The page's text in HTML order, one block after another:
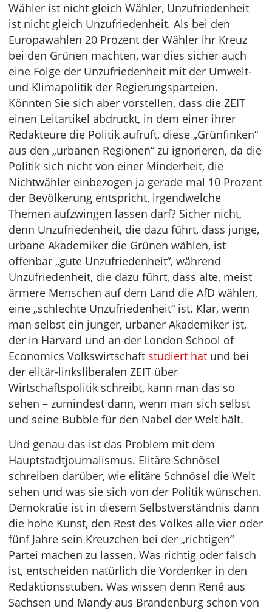
Wähler ist nicht gleich Wähler, Unzufriedenheit
ist nicht gleich Unzufriedenheit. Als bei den
Europawahlen 20 Prozent der Wähler ihr Kreuz
bei den Grünen machten, war dies sicher auch
eine Folge der Unzufriedenheit mit der Umwelt-
und Klimapolitik der Regierungsparteien.
Könnten Sie sich aber vorstellen, dass die ZEIT
einen Leitartikel abdruckt, in dem einer ihrer
Redakteure die Politik aufruft, diese „Grünfinken“
aus den „urbanen Regionen“ zu ignorieren, da die
Politik sich nicht von einer Minderheit, die
Nichtwähler einbezogen ja gerade mal 10 Prozent
der Bevölkerung entspricht, irgendwelche
Themen aufzwingen lassen darf? Sicher nicht,
denn Unzufriedenheit, die dazu führt, dass junge,
urbane Akademiker die Grünen wählen, ist
offenbar „gute Unzufriedenheit“, während
Unzufriedenheit, die dazu führt, dass alte, meist
ärmere Menschen auf dem Land die AfD wählen,
eine „schlechte Unzufriedenheit“ ist. Klar, wenn
man selbst ein junger, urbaner Akademiker ist,
der in Harvard und an der London School of
Economics Volkswirtschaft studiert hat und bei
der elitär-linksliberalen ZEIT über
Wirtschaftspolitik schreibt, kann man das so
sehen – zumindest dann, wenn man sich selbst
und seine Bubble für den Nabel der Welt hält.
Und genau das ist das Problem mit dem
Hauptstadtjournalismus. Elitäre Schnösel
schreiben darüber, wie elitäre Schnösel die Welt
sehen und was sie sich von der Politik wünschen.
Demokratie ist in diesem Selbstverständnis dann
die hohe Kunst, den Rest des Volkes alle vier oder
fünf Jahre sein Kreuzchen bei der „richtigen“
Partei machen zu lassen. Was richtig oder falsch
ist, entscheiden natürlich die Vordenker in den
Redaktionsstuben. Was wissen denn René aus
Sachsen und Mandy aus Brandenburg schon von